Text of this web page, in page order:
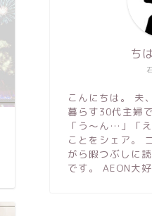
ち
こんにちは。 夫
暮らす30代主婦
「う〜ん…」「
ことをシェア。
がら暇つぶしに
です。 AEON大